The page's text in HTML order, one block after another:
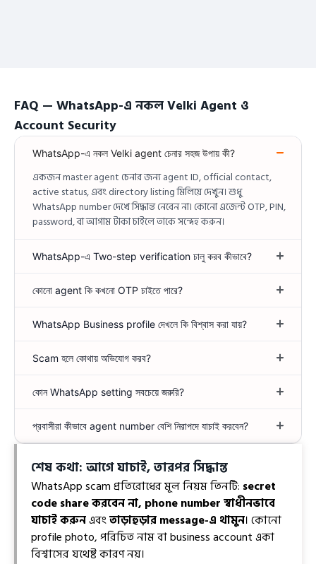
FAQ — WhatsApp-এ নকল Velki Agent ও
Account Security
WhatsApp-এ নকল Velki agent চেনার সহজ উপায় কী?
একজন master agent চেনার জন্য agent ID, official contact,
active status, এবং directory listing মিলিয়ে দেখুন। শুধু
WhatsApp number দেখে সিদ্ধান্ত নেবেন না। কোনো এজেন্ট OTP, PIN,
password, বা আগাম টাকা চাইলে তাকে সন্দেহ করুন।
WhatsApp-এ Two-step verification চালু করব কীভাবে?
কোনো agent কি কখনো OTP চাইতে পারে?
WhatsApp Business profile দেখলে কি বিশ্বাস করা যায়?
Scam হলে কোথায় অভিযোগ করব?
কোন WhatsApp setting সবচেয়ে জরুরি?
প্রবাসীরা কীভাবে agent number বেশি নিরাপদে যাচাই করবেন?
শেষ কথা: আগে যাচাই, তারপর সিদ্ধান্ত
WhatsApp scam প্রতিরোধের মূল নিয়ম তিনটি: secret
code share করবেন না, phone number স্বাধীনভাবে
যাচাই করুনএবংতাড়াহুড়ার message-এ থামুন। কোনো
profile photo, পরিচিত নাম বা business account একা
বিশ্বাসের যথেষ্ট কারণ নয়।